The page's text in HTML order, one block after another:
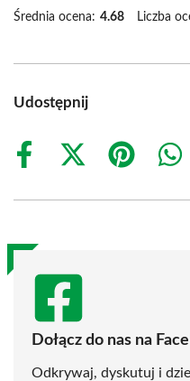
Średnia ocena: 4.68 Liczba
Udostępnij
Share
Share
(Twitter)
Share
Dołącz do nas na
Odkrywaj, dyskutuj i